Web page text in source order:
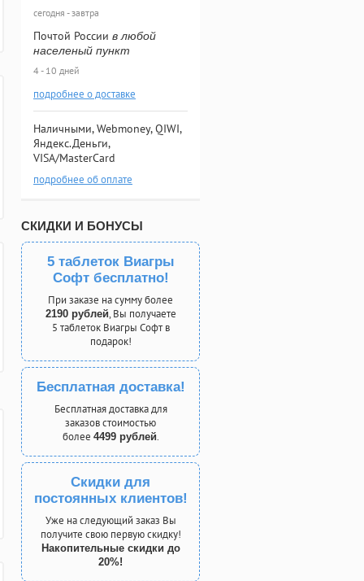
сегодня - завтра
Почтой России в любой
населеный пункт
4 - 10 дней
подробнее о доставке
Наличными, Webmoney, QIWI,
Яндекс.Деньги,
VISA/MasterCard
подробнее об оплате
СКИДКИ И БОНУСЫ
5 таблеток Виагры
Софт бесплатно!
При заказе на сумму более
2190 рублей, Вы получаете
5 таблеток Виагры Софт в
подарок!
Бесплатная доставка!
Бесплатная доставка для
заказов стоимостью
более 4499 рублей.
Скидки для
постоянных клиентов!
Уже на следующий заказ Вы
получите свою первую скидку!
Накопительные скидки до
20%!